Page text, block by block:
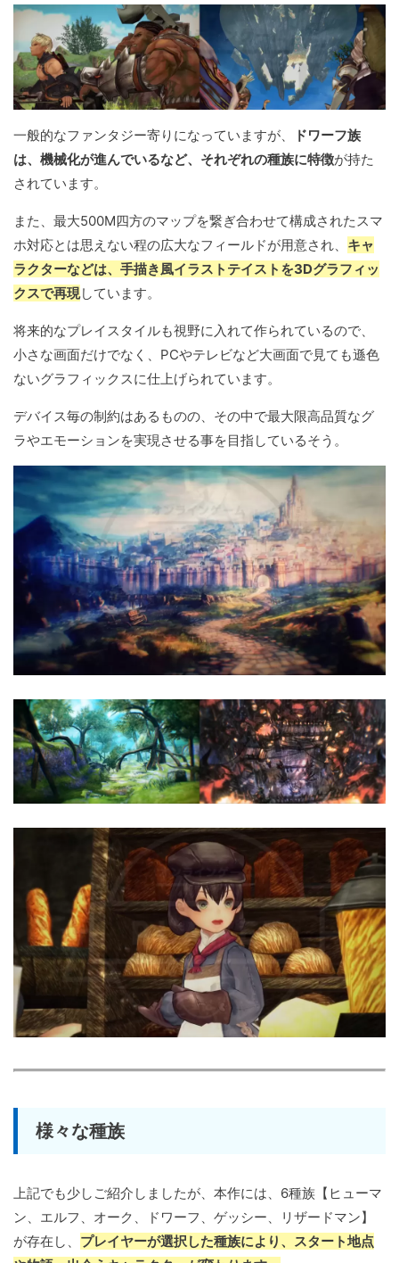
一般的なファンタジー寄りになっていますが、
ドワーフ族
は、機械化が進んでいるなど、それぞれの種族に特徴が持た
されています。
また、最大500M四方のマップを繋ぎ合わせて構成されたスマ
ホ対応とは思えない程の広大なフィールドが用意され、 キャ
ラクターなどは、手描き風イラストテイストを3Dグラフィッ
クスで再現しています。
将来的なプレイスタイルも視野に入れて作られているので、
小さな画面だけでなく、PCやテレビなど大画面で見ても遜色
ないグラフィックスに仕上げられています。
デバイス毎の制約はあるものの、その中で最大限高品質なグ
ラやエモーションを実現させる事を目指しているそう。
様々な種族
上記でも少しご紹介しましたが、本作には、6種族【ヒューマ
ン、エルフ、オーク、ドワーフ、ゲッシー、リザードマン】
が存在し、 プレイヤーが選択した種族により、スタート地点